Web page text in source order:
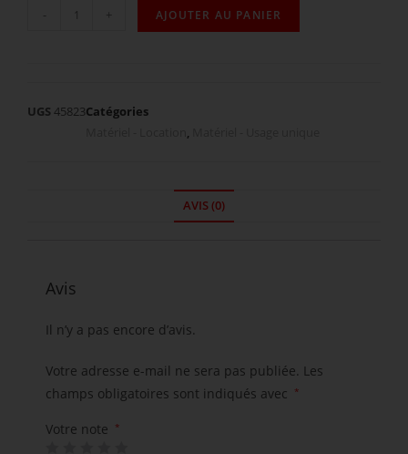
- + AJOUTER AU PANIER
UGS 45823Catégories
,
AVIS (0)
Avis
Il n’y a pas encore d’avis.
Votre adresse e-mail ne sera pas publiée. Les
champs obligatoires sont indiqués avec
*
Votre note *